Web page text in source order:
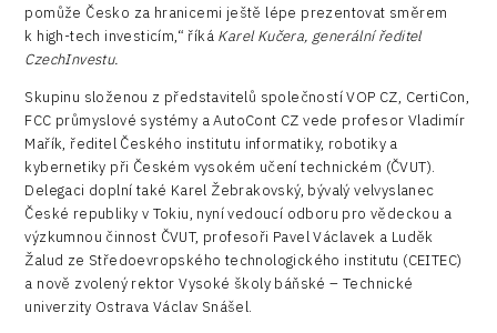
pomůže Česko za hranicemi ještě lépe prezentovat směrem
k high-tech investicím,“ říká Karel Kučera, generální ředitel
CzechInvestu.
Skupinu složenou z představitelů společností VOP CZ, CertiCon,
FCC průmyslové systémy a AutoCont CZ vede profesor Vladimír
Mařík, ředitel Českého institutu informatiky, robotiky a
kybernetiky při Českém vysokém učení technickém (ČVUT).
Delegaci doplní také Karel Žebrakovský, bývalý velvyslanec
České republiky v Tokiu, nyní vedoucí odboru pro vědeckou a
výzkumnou činnost ČVUT, profesoři Pavel Václavek a Luděk
Žalud ze Středoevropského technologického institutu (CEITEC)
a nově zvolený rektor Vysoké školy báňské – Technické
univerzity Ostrava Václav Snášel.